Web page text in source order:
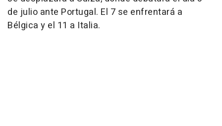
de julio ante Portugal. El 7 se enfrentará a
Bélgica y el 11 a Italia.